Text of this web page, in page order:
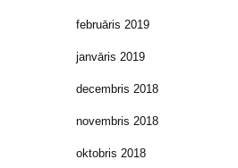
februāris 2019
janvāris 2019
decembris 2018
novembris 2018
oktobris 2018